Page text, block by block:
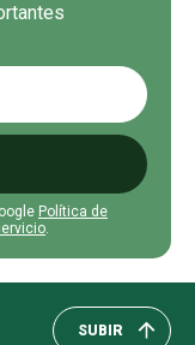
Política de
.
SUBIR